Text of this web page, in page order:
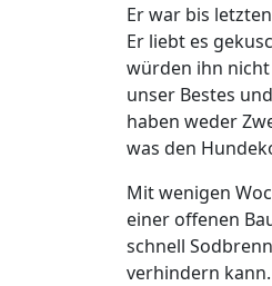
Er war bis
Er liebt es
würden ihn
unser Bestes
haben weder
was den
Mit wenigen
einer offenen
schnell
verhindern kann.